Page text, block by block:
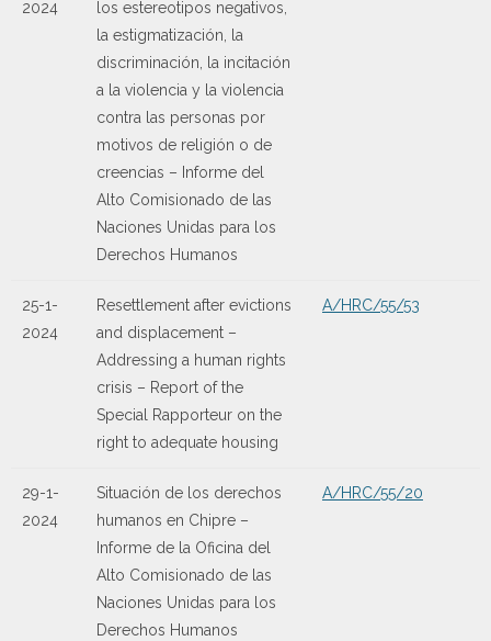
2024
los estereotipos negativos,
la estigmatización, la
discriminación, la incitación
a la violencia y la violencia
contra las personas por
motivos de religión o de
creencias – Informe del
Alto Comisionado de las
Naciones Unidas para los
Derechos Humanos
25-1-
2024
Resettlement after evictions
and displacement –
Addressing a human rights
crisis – Report of the
Special Rapporteur on the
right to adequate housing
A/HRC/55/53
29-1-
2024
Situación de los derechos
humanos en Chipre –
Informe de la Oficina del
Alto Comisionado de las
Naciones Unidas para los
Derechos Humanos
A/HRC/55/20